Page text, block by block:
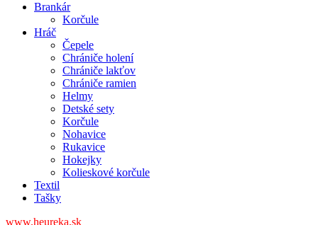
Brankár
Korčule
Hráč
Čepele
Chrániče holení
Chrániče lakťov
Chrániče ramien
Helmy
Detské sety
Korčule
Nohavice
Rukavice
Hokejky
Kolieskové korčule
Textil
Tašky
www.heureka.sk